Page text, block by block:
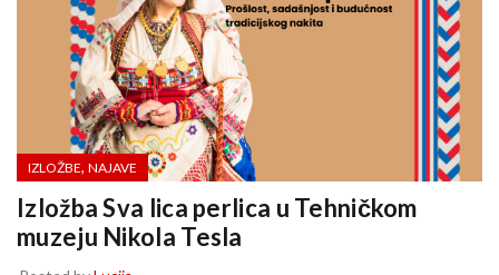
IZLOŽBE, NAJAVE
Izložba Sva lica perlica u Tehničkom
muzeju Nikola Tesla